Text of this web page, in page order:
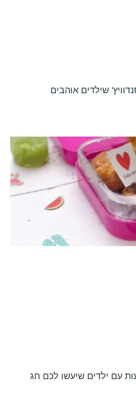
שילדים אוהבים
עם ילדים שיעשו לכם חג